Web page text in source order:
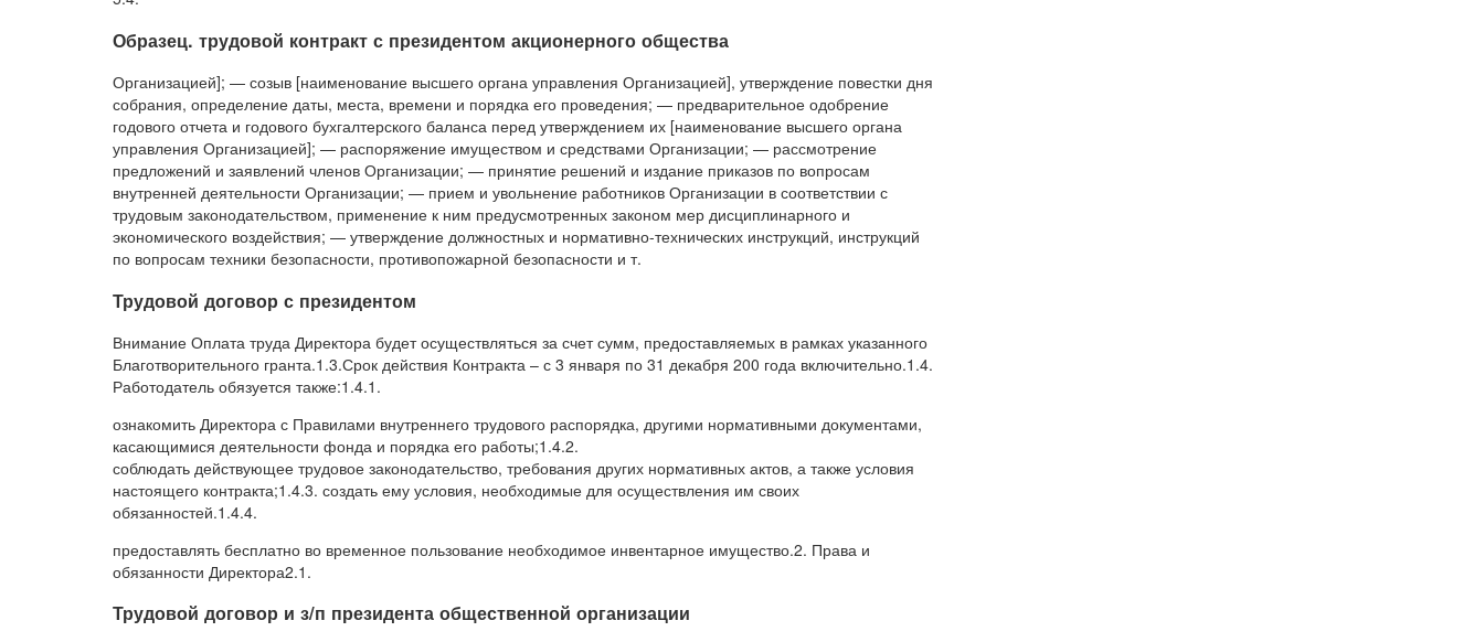
Образец. трудовой контракт с президентом акционерного общества
Организацией]; — созыв [наименование высшего органа управления Организацией], утверждение повестки дня
собрания, определение даты, места, времени и порядка его проведения; — предварительное одобрение
годового отчета и годового бухгалтерского баланса перед утверждением их [наименование высшего органа
управления Организацией]; — распоряжение имуществом и средствами Организации; — рассмотрение
предложений и заявлений членов Организации; — принятие решений и издание приказов по вопросам
внутренней деятельности Организации; — прием и увольнение работников Организации в соответствии с
трудовым законодательством, применение к ним предусмотренных законом мер дисциплинарного и
экономического воздействия; — утверждение должностных и нормативно-технических инструкций, инструкций
по вопросам техники безопасности, противопожарной безопасности и т.
Трудовой договор с президентом
Внимание Оплата труда Директора будет осуществляться за счет сумм, предоставляемых в рамках указанного
Благотворительного гранта.1.3.Срок действия Контракта – с 3 января по 31 декабря 200 года включительно.1.4.
Работодатель обязуется также:1.4.1.
ознакомить Директора с Правилами внутреннего трудового распорядка, другими нормативными документами,
касающимися деятельности фонда и порядка его работы;1.4.2.
соблюдать действующее трудовое законодательство, требования других нормативных актов, а также условия
настоящего контракта;1.4.3. создать ему условия, необходимые для осуществления им своих
обязанностей.1.4.4.
предоставлять бесплатно во временное пользование необходимое инвентарное имущество.2. Права и
обязанности Директора2.1.
Трудовой договор и з/п президента общественной организации